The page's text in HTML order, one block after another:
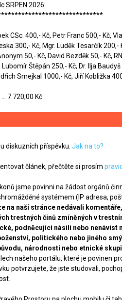
SRPEN 2026:
CSc. 400,- Kč, Petr Franc 500,- Kč,
300,- Kč, Mgr. Luděk Tesarčík
50,- Kč, David Bezděk 50,- Kč,
Štěpán 250,- Kč, Dr. Ilja
Smejkal 1000,- Kč, Jiří Kobližka
7 720,00 Kč
diskuzních příspěvku. Jak na to?
článek, přečtěte si prosím
jsme povinni na žádost orgánů
systémem (IP adresa,
na naší stránce nedávali
trestných činů zmíněných v
podněcující násilí nebo nenávist
politického nebo jiného
národnosti nebo etnické
našeho portálu, které je povinen
potvrzujete, že jste studovali,